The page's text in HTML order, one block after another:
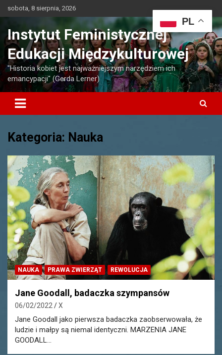
to
sobota, 8 sierpnia, 2026
Instytut Feministycznej
Edukacji Międzykulturowej
"Historia kobiet jest najważniejszym narzędziem ich
emancypacji" (Gerda Lerner)
Kategoria: Nauka
NAUKA PRAWA ZWIERZĄT REWOLUCJA
Jane Goodall, badaczka szympansów
06/02/2022 X
Jane Goodall jako pierwsza badaczka zaobserwowała, że
ludzie i małpy są niemal identyczni. MARZENIA JANE
GOODALL…
PL